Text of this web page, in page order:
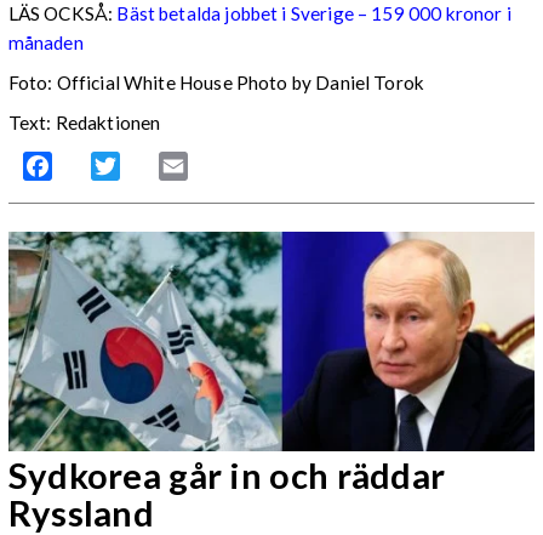
LÄS OCKSÅ: Bäst betalda jobbet i Sverige – 159 000 kronor i
månaden
Foto: Official White House Photo by Daniel Torok
Text: Redaktionen
Facebook Twitter
Sydkorea går in och räddar
Ryssland